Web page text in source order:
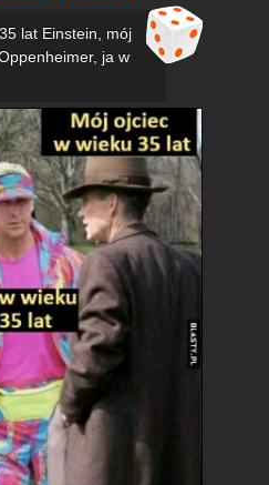
lat Einstein, mój
ja w